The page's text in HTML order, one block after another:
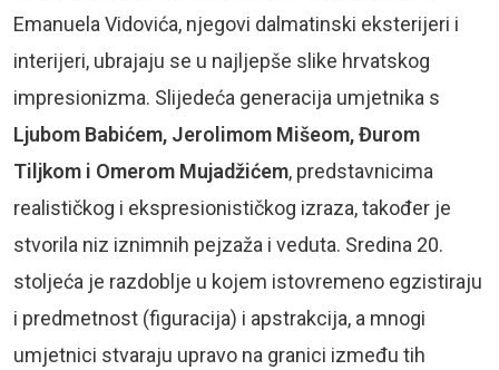
Emanuela Vidovića, njegovi dalmatinski eksterijeri i
interijeri, ubrajaju se u najljepše slike hrvatskog
impresionizma. Slijedeća generacija umjetnika s
Ljubom Babićem, Jerolimom Mišeom, Đurom
Tiljkom i Omerom Mujadžićem, predstavnicima
realističkog i ekspresionističkog izraza, također je
stvorila niz iznimnih pejzaža i veduta. Sredina 20.
stoljeća je razdoblje u kojem istovremeno egzistiraju
i predmetnost (figuracija) i apstrakcija, a mnogi
umjetnici stvaraju upravo na granici između tih